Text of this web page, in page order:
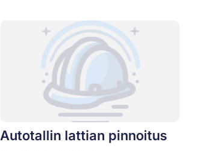
Autotallin lattian pinnoitus